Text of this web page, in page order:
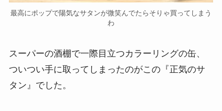
最高にポップで陽気なサタンが微笑んでたらそりゃ買ってしまう
わ
スーパーの酒棚で一際目立つカラーリングの缶、
ついつい手に取ってしまったのがこの『正気のサ
タン』でした。